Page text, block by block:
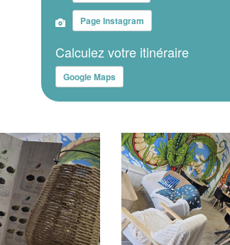
Page Instagram
Calculez votre itinéraire
Google Maps